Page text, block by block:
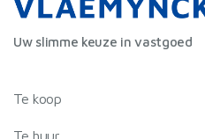
Uw slimme keuze in vastgoed
Te koop
Te huur